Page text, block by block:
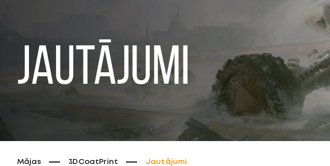
Jautājumi
Mājas 3DCoatPrint Jautājumi